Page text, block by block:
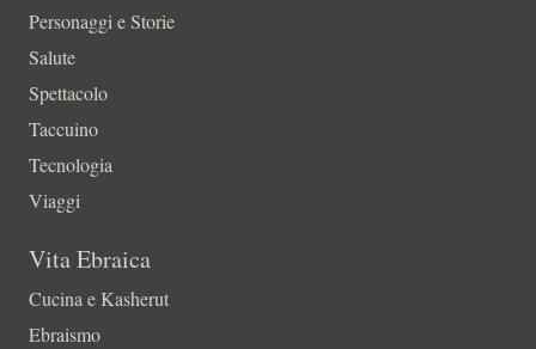
Personaggi e Storie
Salute
Spettacolo
Taccuino
Tecnologia
Viaggi
Vita Ebraica
Cucina e Kasherut
Ebraismo